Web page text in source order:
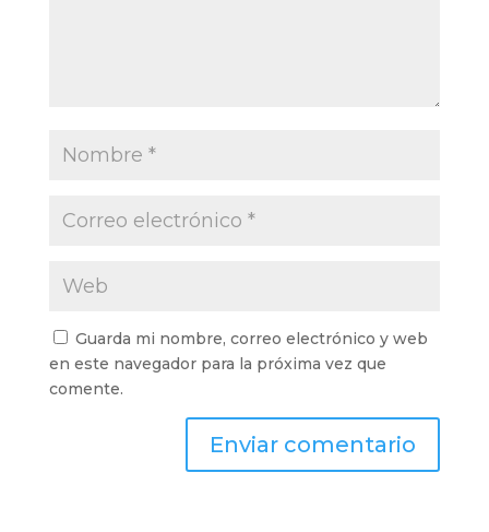
Guarda mi nombre, correo electrónico y web
en este navegador para la próxima vez que
comente.